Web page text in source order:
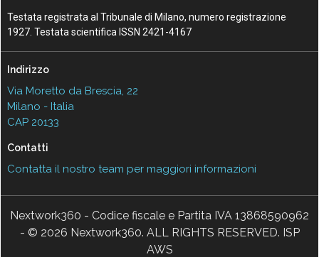
Testata registrata al Tribunale di Milano, numero registrazione
1927. Testata scientifica ISSN 2421-4167
Indirizzo
Via Moretto da Brescia, 22
Milano - Italia
CAP 20133
Contatti
Contatta il nostro team per maggiori informazioni
Nextwork360 - Codice fiscale e Partita IVA 13868590962
- © 2026 Nextwork360. ALL RIGHTS RESERVED. ISP
AWS